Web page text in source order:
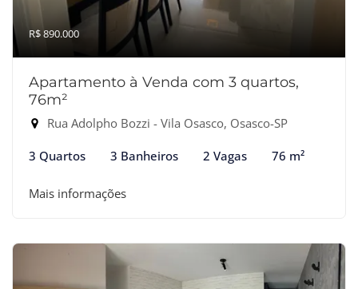
R$ 890.000
Apartamento à Venda com 3 quartos,
76m²
Rua Adolpho Bozzi - Vila Osasco, Osasco-SP
3 Quartos 3 Banheiros 2 Vagas 76 m²
Mais informações